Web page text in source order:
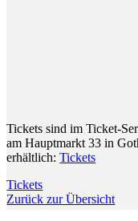
Tickets sind im Ticket-
am Hauptmarkt 33 in
erhältlich:Tickets
Tickets
Zurück zur Übersicht